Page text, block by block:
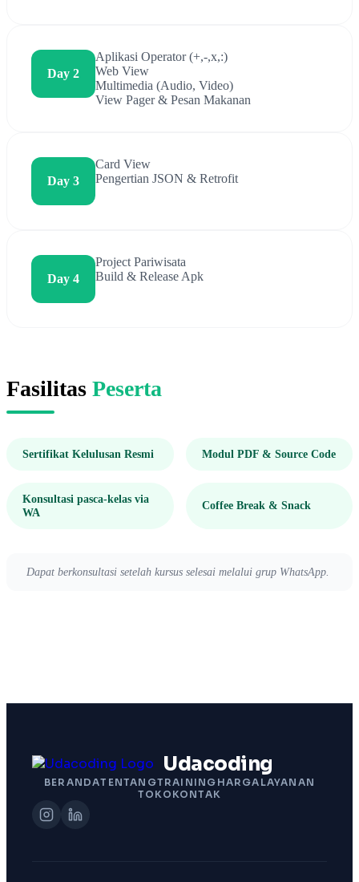
Day 2
Aplikasi Operator (+,-,x,:)
Web View
Multimedia (Audio, Video)
View Pager & Pesan Makanan
Day 3
Card View
Pengertian JSON & Retrofit
Day 4
Project Pariwisata
Build & Release Apk
Fasilitas Peserta
Sertifikat Kelulusan Resmi Modul PDF & Source Code
Konsultasi pasca-kelas via
WA
Coffee Break & Snack
Dapat berkonsultasi setelah kursus selesai melalui grup WhatsApp.
Udacoding
BERANDATENTANGTRAINING HARGA LAYANAN
TOKO KONTAK